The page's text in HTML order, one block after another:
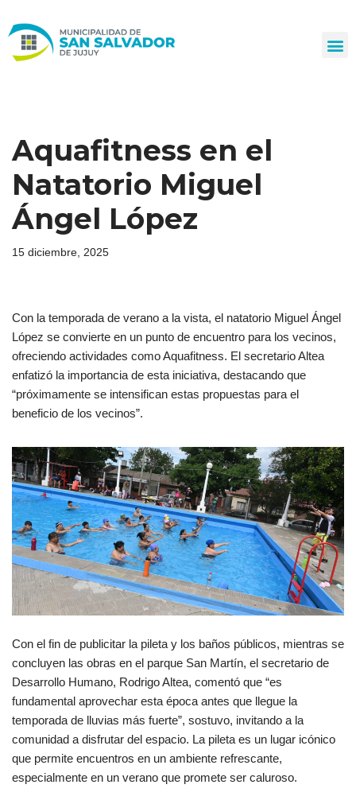
al
Aquafitness en el
Natatorio Miguel
Ángel López
15 diciembre, 2025
Con la temporada de verano a la vista, el natatorio Miguel Ángel
López se convierte en un punto de encuentro para los vecinos,
ofreciendo actividades como Aquafitness. El secretario Altea
enfatizó la importancia de esta iniciativa, destacando que
“próximamente se intensifican estas propuestas para el
beneficio de los vecinos”.
Con el fin de publicitar la pileta y los baños públicos, mientras se
concluyen las obras en el parque San Martín, el secretario de
Desarrollo Humano, Rodrigo Altea, comentó que “es
fundamental aprovechar esta época antes que llegue la
temporada de lluvias más fuerte”, sostuvo, invitando a la
comunidad a disfrutar del espacio. La pileta es un lugar icónico
que permite encuentros en un ambiente refrescante,
especialmente en un verano que promete ser caluroso.